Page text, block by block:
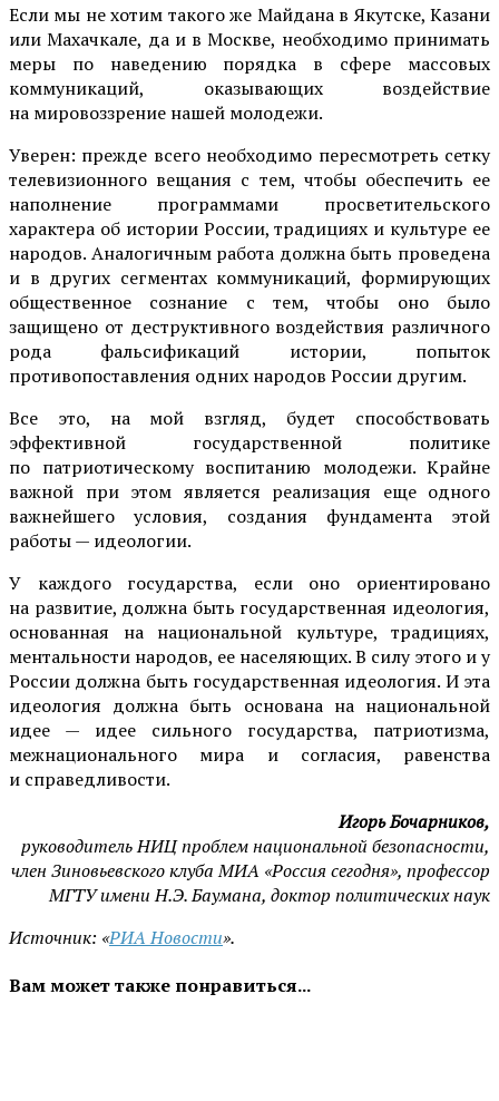
Если мы не хотим такого же Майдана в Якутске, Казани
или Махачкале, да и в Москве, необходимо принимать
меры по наведению порядка в сфере массовых
коммуникаций, оказывающих воздействие
на мировоззрение нашей молодежи.
Уверен: прежде всего необходимо пересмотреть сетку
телевизионного вещания с тем, чтобы обеспечить ее
наполнение программами просветительского
характера об истории России, традициях и культуре ее
народов. Аналогичным работа должна быть проведена
и в других сегментах коммуникаций, формирующих
общественное сознание с тем, чтобы оно было
защищено от деструктивного воздействия различного
рода фальсификаций истории, попыток
противопоставления одних народов России другим.
Все это, на мой взгляд, будет способствовать
эффективной государственной политике
по патриотическому воспитанию молодежи. Крайне
важной при этом является реализация еще одного
важнейшего условия, создания фундамента этой
работы — идеологии.
У каждого государства, если оно ориентировано
на развитие, должна быть государственная идеология,
основанная на национальной культуре, традициях,
ментальности народов, ее населяющих. В силу этого и у
России должна быть государственная идеология. И эта
идеология должна быть основана на национальной
идее — идее сильного государства, патриотизма,
межнационального мира и согласия, равенства
и справедливости.
Игорь Бочарников,
руководитель НИЦ проблем национальной безопасности,
член Зиновьевского клуба МИА «Россия сегодня», профессор
МГТУ имени Н.Э. Баумана, доктор политических наук
Источник: «РИА Новости».
Вам может также понравиться...